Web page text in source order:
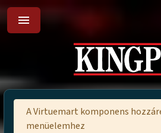
menu
A Virtuemart komponens
menüelemhez